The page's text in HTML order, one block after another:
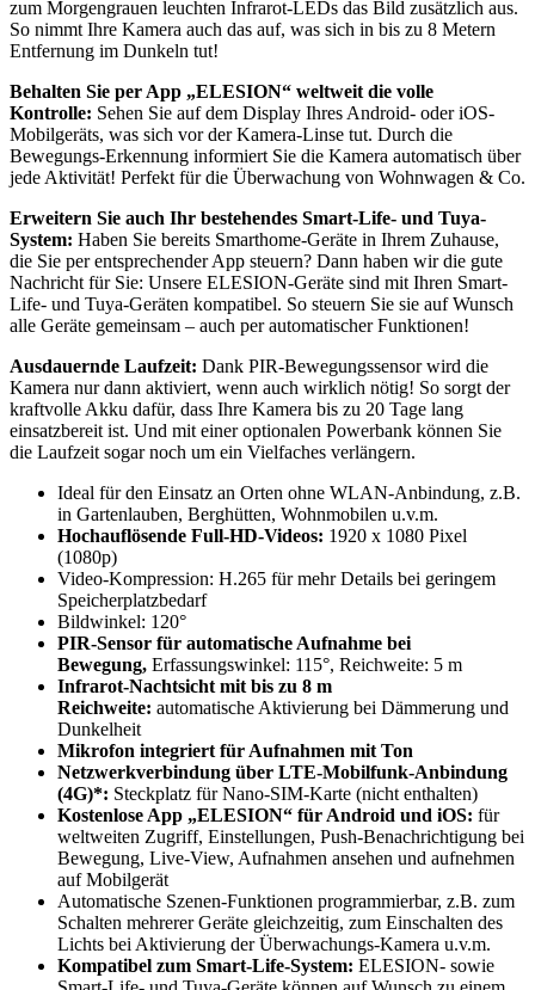
zum Morgengrauen leuchten Infrarot-LEDs das Bild zusätzlich aus.
So nimmt Ihre Kamera auch das auf, was sich in bis zu 8 Metern
Entfernung im Dunkeln tut!
Behalten Sie per App „ELESION“ weltweit die volle
Kontrolle: Sehen Sie auf dem Display Ihres Android- oder iOS-
Mobilgeräts, was sich vor der Kamera-Linse tut. Durch die
Bewegungs-Erkennung informiert Sie die Kamera automatisch über
jede Aktivität! Perfekt für die Überwachung von Wohnwagen & Co.
Erweitern Sie auch Ihr bestehendes Smart-Life- und Tuya-
System: Haben Sie bereits Smarthome-Geräte in Ihrem Zuhause,
die Sie per entsprechender App steuern? Dann haben wir die gute
Nachricht für Sie: Unsere ELESION-Geräte sind mit Ihren Smart-
Life- und Tuya-Geräten kompatibel. So steuern Sie sie auf Wunsch
alle Geräte gemeinsam – auch per automatischer Funktionen!
Ausdauernde Laufzeit: Dank PIR-Bewegungssensor wird die
Kamera nur dann aktiviert, wenn auch wirklich nötig! So sorgt der
kraftvolle Akku dafür, dass Ihre Kamera bis zu 20 Tage lang
einsatzbereit ist. Und mit einer optionalen Powerbank können Sie
die Laufzeit sogar noch um ein Vielfaches verlängern.
Ideal für den Einsatz an Orten ohne WLAN-Anbindung, z.B.
in Gartenlauben, Berghütten, Wohnmobilen u.v.m.
Hochauflösende Full-HD-Videos: 1920 x 1080 Pixel
(1080p)
Video-Kompression: H.265 für mehr Details bei geringem
Speicherplatzbedarf
Bildwinkel: 120°
PIR-Sensor für automatische Aufnahme bei
Bewegung, Erfassungswinkel: 115°, Reichweite: 5 m
Infrarot-Nachtsicht mit bis zu 8 m
Reichweite: automatische Aktivierung bei Dämmerung und
Dunkelheit
Mikrofon integriert für Aufnahmen mit Ton
Netzwerkverbindung über LTE-Mobilfunk-Anbindung
(4G)*: Steckplatz für Nano-SIM-Karte (nicht enthalten)
Kostenlose App „ELESION“ für Android und iOS: für
weltweiten Zugriff, Einstellungen, Push-Benachrichtigung bei
Bewegung, Live-View, Aufnahmen ansehen und aufnehmen
auf Mobilgerät
Automatische Szenen-Funktionen programmierbar, z.B. zum
Schalten mehrerer Geräte gleichzeitig, zum Einschalten des
Lichts bei Aktivierung der Überwachungs-Kamera u.v.m.
Kompatibel zum Smart-Life-System: ELESION- sowie